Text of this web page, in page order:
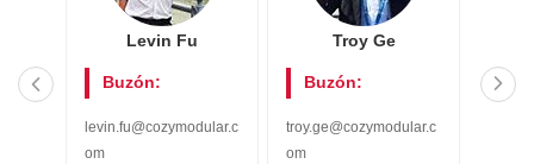
Levin Fu
Buzón:
levin.fu@cozymodular.c
om
Troy Ge
Buzón:
troy.ge@cozymodular.c
om